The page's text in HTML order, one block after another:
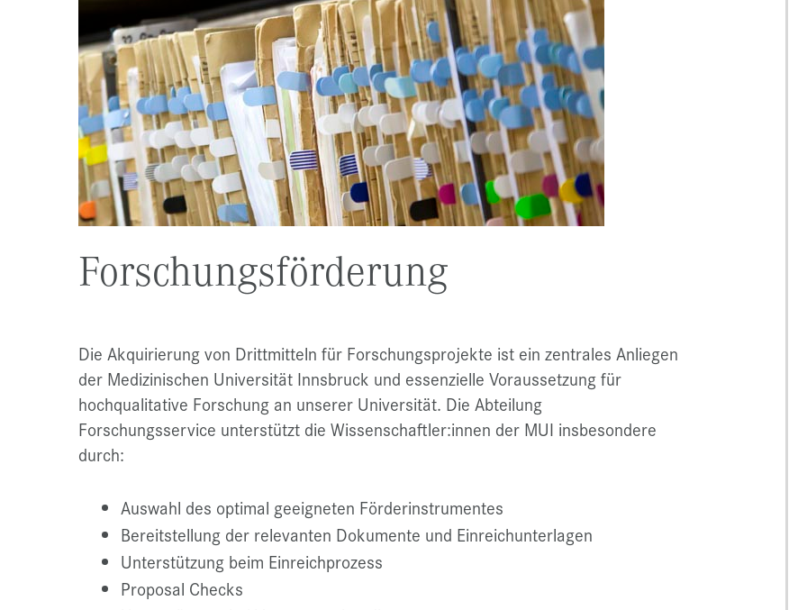
Forschungsförderung
Die Akquirierung von Drittmitteln für Forschungsprojekte ist ein zentrales Anliegen
der Medizinischen Universität Innsbruck und essenzielle Voraussetzung für
hochqualitative Forschung an unserer Universität. Die Abteilung
Forschungsservice unterstützt die Wissenschaftler:innen der MUI insbesondere
durch:
Auswahl des optimal geeigneten Förderinstrumentes
Bereitstellung der relevanten Dokumente und Einreichunterlagen
Unterstützung beim Einreichprozess
Proposal Checks